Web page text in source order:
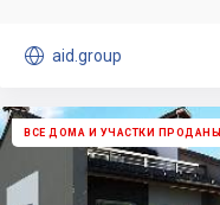
 aid.group
ВСЕ ДОМА И УЧАСТКИ ПРОДАНЫ